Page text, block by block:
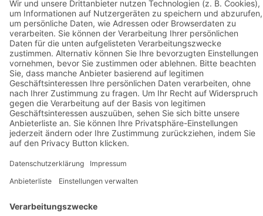
Behältersysteme
Regalsysteme
Transportsysteme
Dienstleistungen
Unternehmen
Über uns
Standorte weltweit
Produktionsstandorte
Karriere
Follow us
YOUR LIFE.